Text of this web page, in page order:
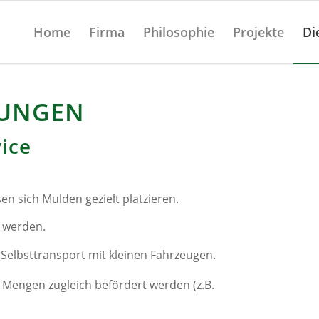
Home Firma Philosophie Projekte
sich Mulden gezielt platzieren.
mit kleinen Fahrzeugen.
zugleich befördert werden (z.B.